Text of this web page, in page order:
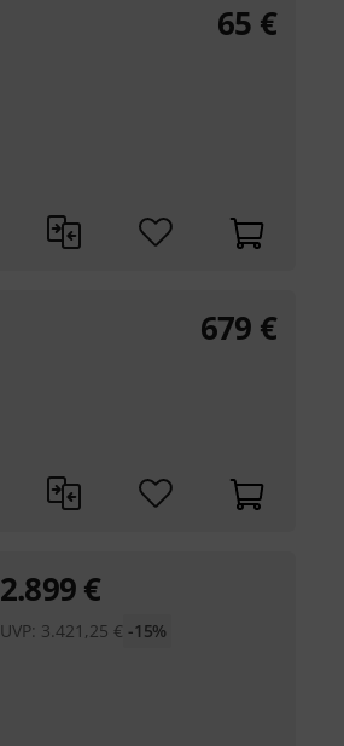
65 €
679 €
2.899€
UVP: 3.421,25 € -15%